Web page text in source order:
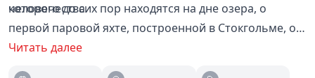
человечества
которого до сих пор находятся на дне озера, о
первой паровой яхте, построенной в Стокгольме, о
Макарии Глухареве, основателе духовной Алтайской
Читать далее